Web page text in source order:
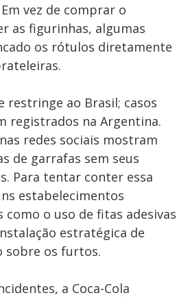
vez de comprar o
as figurinhas, algumas
os rótulos diretamente
restringe ao Brasil; casos
registrados na Argentina.
redes sociais mostram
de garrafas sem seus
Para tentar conter essa
estabelecimentos
o uso de fitas adesivas
estratégica de
sobre os furtos.
a Coca-Cola